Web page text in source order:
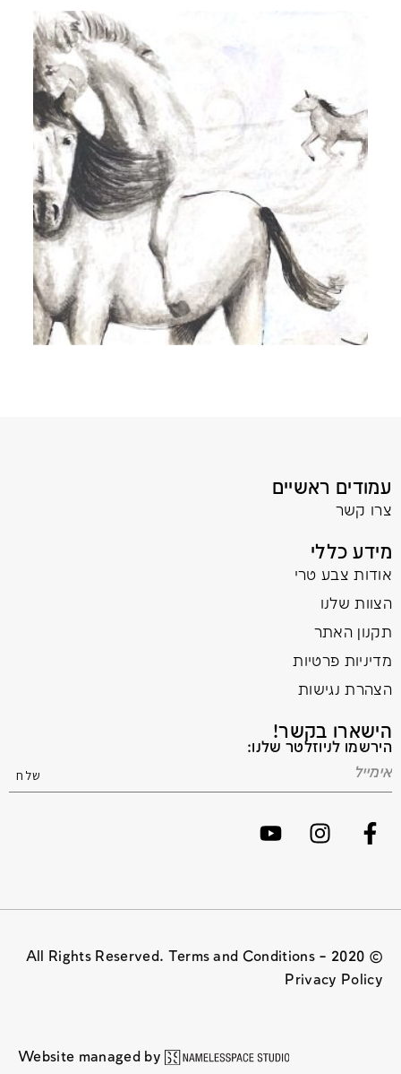
עמודים ראשיים
צרו קשר
מידע כללי
אודות צבע טרי
הצוות שלנו
תקנון האתר
מדיניות פרטיות
הצהרת נגישות
הישארו בקשר!
הירשמו לניוזלטר שלנו:
© 2020 All Rights Reserved. Terms and Conditions –
Privacy Policy
Website managed by